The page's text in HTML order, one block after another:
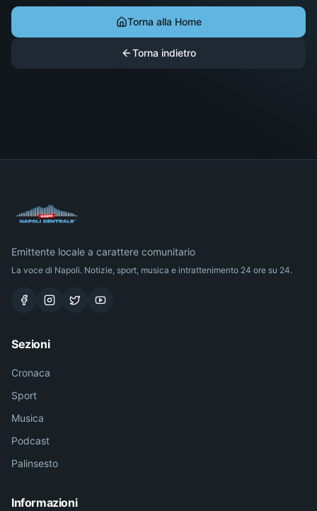
Torna alla Home
Torna indietro
Emittente locale a carattere comunitario
La voce di Napoli. Notizie, sport, musica e intrattenimento 24 ore su 24.
Sezioni
Cronaca
Sport
Musica
Podcast
Palinsesto
Informazioni